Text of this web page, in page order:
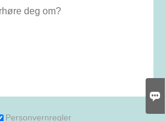
Personvernregler
